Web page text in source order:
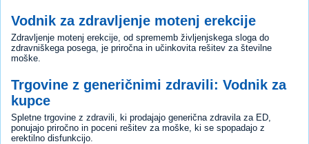
Vodnik za zdravljenje motenj erekcije
Zdravljenje motenj erekcije, od sprememb življenjskega sloga do
zdravniškega posega, je priročna in učinkovita rešitev za številne
moške.
Trgovine z generičnimi zdravili: Vodnik za
kupce
Spletne trgovine z zdravili, ki prodajajo generična zdravila za ED,
ponujajo priročno in poceni rešitev za moške, ki se spopadajo z
erektilno disfunkcijo.